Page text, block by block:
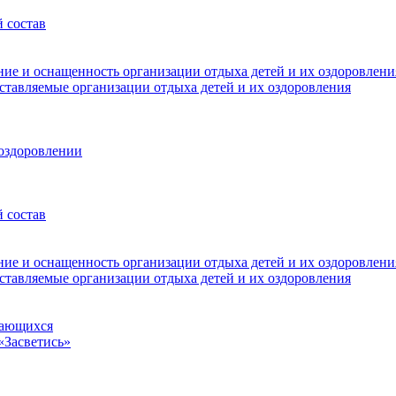
и оснащенность организации отдыха детей и их
организации отдыха детей и их оздоровления
и оснащенность организации отдыха детей и их
организации отдыха детей и их оздоровления